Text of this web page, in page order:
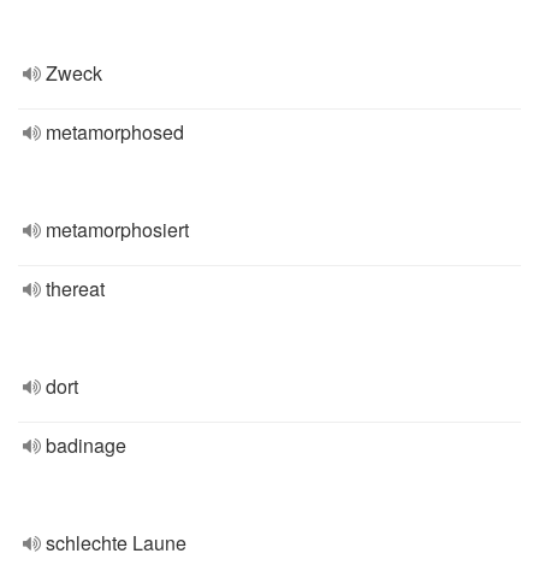
Zweck
metamorphosed
metamorphosiert
thereat
dort
badinage
schlechte Laune